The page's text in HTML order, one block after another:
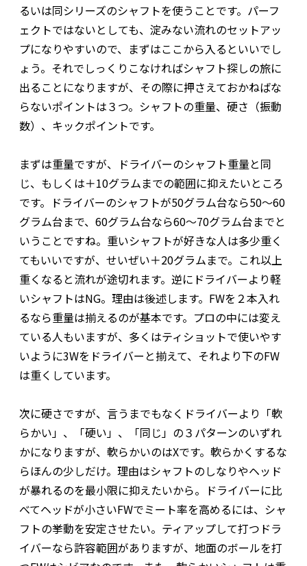
るいは同シリーズのシャフトを使うことです。パーフ
ェクトではないとしても、淀みない流れのセットアッ
プになりやすいので、まずはここから入るといいでし
ょう。それでしっくりこなければシャフト探しの旅に
出ることになりますが、その際に押さえておかねばな
らないポイントは３つ。シャフトの重量、硬さ（振動
数）、キックポイントです。
まずは重量ですが、ドライバーのシャフト重量と同
じ、もしくは＋10グラムまでの範囲に抑えたいところ
です。ドライバーのシャフトが50グラム台なら50〜60
グラム台まで、60グラム台なら60〜70グラム台までと
いうことですね。重いシャフトが好きな人は多少重く
てもいいですが、せいぜい＋20グラムまで。これ以上
重くなると流れが途切れます。逆にドライバーより軽
いシャフトはNG。理由は後述します。FWを２本入れ
るなら重量は揃えるのが基本です。プロの中には変え
ている人もいますが、多くはティショットで使いやす
いように3Wをドライバーと揃えて、それより下のFW
は重くしています。
次に硬さですが、言うまでもなくドライバーより「軟
らかい」、「硬い」、「同じ」の３パターンのいずれ
かになりますが、軟らかいのはXです。軟らかくするな
らほんの少しだけ。理由はシャフトのしなりやヘッド
が暴れるのを最小限に抑えたいから。ドライバーに比
べてヘッドが小さいFWでミート率を高めるには、シャ
フトの挙動を安定させたい。ティアップして打つドラ
イバーなら許容範囲がありますが、地面のボールを打